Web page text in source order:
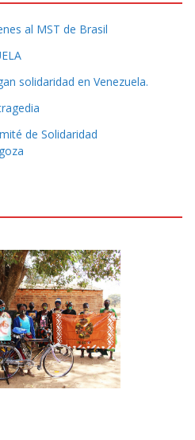
al MST de Brasil
solidaridad en Venezuela.
de Solidaridad